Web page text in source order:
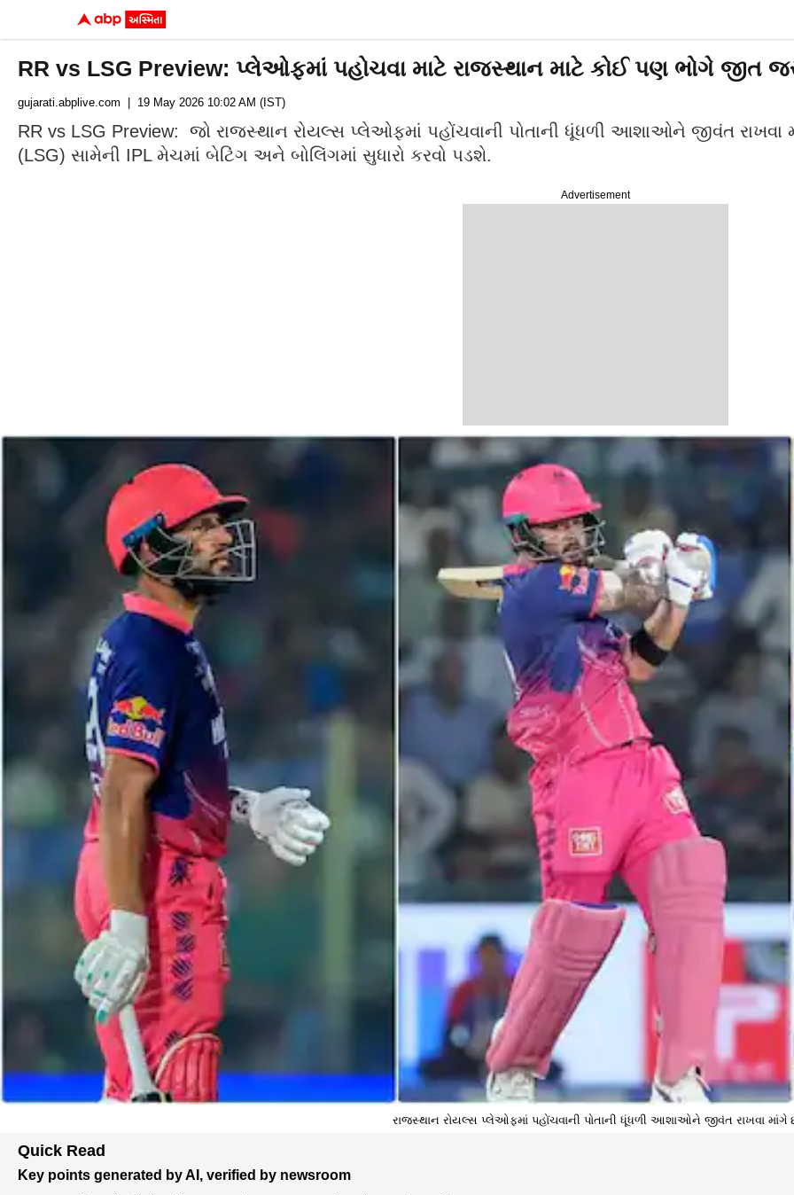
RR vs LSG Preview: પ્લેઓફમાં પહોચવા માટે રાજસ્થાન માટે કોઈ પણ ભોગે જીત
Advertisement
gujarati.abplive.com | 19 May 2026 10:02 AM (IST)
RR vs LSG Preview: જો રાજસ્થાન રોયલ્સ પ્લેઓફમાં પહોંચવાની પોતાની ધૂંધળી આશાઓને જીવંત
(LSG) સામેની IPL મેચમાં બેટિંગ અને બોલિંગમાં સુધારો કરવો પડશે.
રાજસ્થાન રોયલ્સ પ્લેઓફમાં પહોંચવાની પોતાની ધૂંધળી આશાઓને જીવંત રાખવા માંગે
Quick Read
Key points generated by AI, verified by newsroom